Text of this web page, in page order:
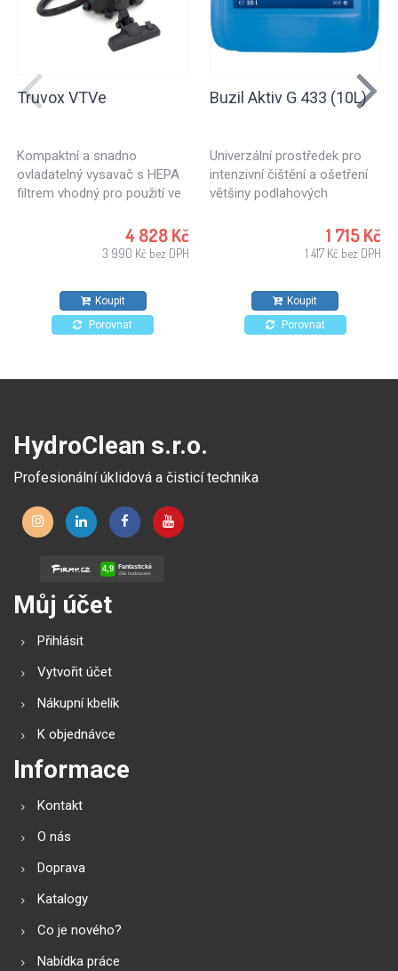
Truvox VTVe
Kompaktní a snadno
ovladatelný vysavač s HEPA
filtrem vhodný pro použití ve
také pro úklid kanceláří,
hotelů, obchodů.. Vhodný pro
4 828 Kč
3 990 Kč bez DPH
Koupit
Porovnat
Buzil Aktiv G 433 (10L)
Univerzální prostředek pro
intenzivní čištění a ošetření
většiny podlahových
1 715 Kč
1 417 Kč bez DPH
Koupit
Porovnat
HydroClean s.r.o.
Profesionální úklidová a čisticí technika
Můj účet
Přihlásit
Vytvořit účet
Nákupní kbelík
K objednávce
Informace
Kontakt
O nás
Doprava
Katalogy
Co je nového?
Nabídka práce